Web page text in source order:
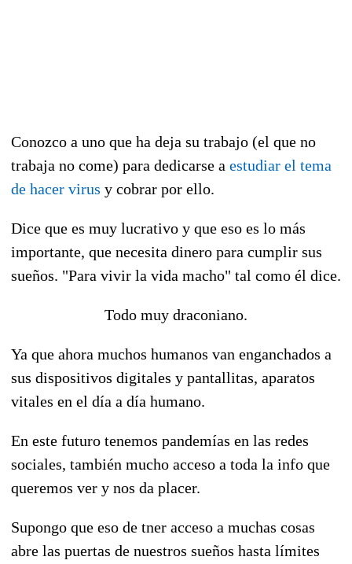
Conozco a uno que ha deja su trabajo (el que no
trabaja no come) para dedicarse a estudiar el tema
de hacer virus y cobrar por ello.
Dice que es muy lucrativo y que eso es lo más
importante, que necesita dinero para cumplir sus
sueños. "Para vivir la vida macho" tal como él dice.
Todo muy draconiano.
Ya que ahora muchos humanos van enganchados a
sus dispositivos digitales y pantallitas, aparatos
vitales en el día a día humano.
En este futuro tenemos pandemías en las redes
sociales, también mucho acceso a toda la info que
queremos ver y nos da placer.
Supongo que eso de tner acceso a muchas cosas
abre las puertas de nuestros sueños hasta límites